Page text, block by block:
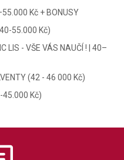
Kč + BONUSY
55.000 Kč)
LIS - VŠE VÁS NAUČÍ ! | 40–
(42 - 46 000 Kč)
45.000 Kč)